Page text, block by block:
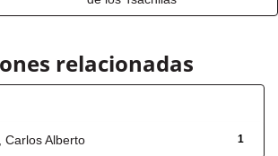
relacionadas
1
Carlos Alberto